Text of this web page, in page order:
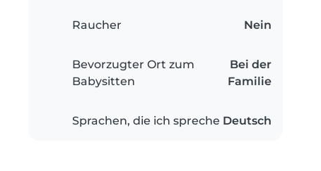
Raucher Nein
Bevorzugter Ort zum
Babysitten
Bei der
Familie
Sprachen, die ich spreche Deutsch